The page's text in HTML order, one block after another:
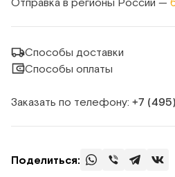
Способы доставки
Способы оплаты
Заказать по телефону: +7
Поделиться: